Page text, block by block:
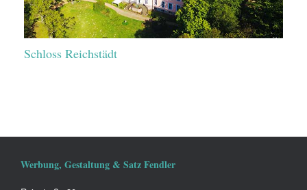
Schloss Reichstädt
Werbung, Gestaltung & Satz Fendler